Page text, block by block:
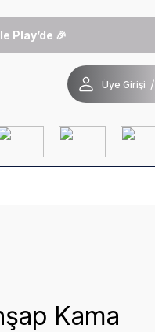
Play’de 🎉
Üye Girişi /
Kama